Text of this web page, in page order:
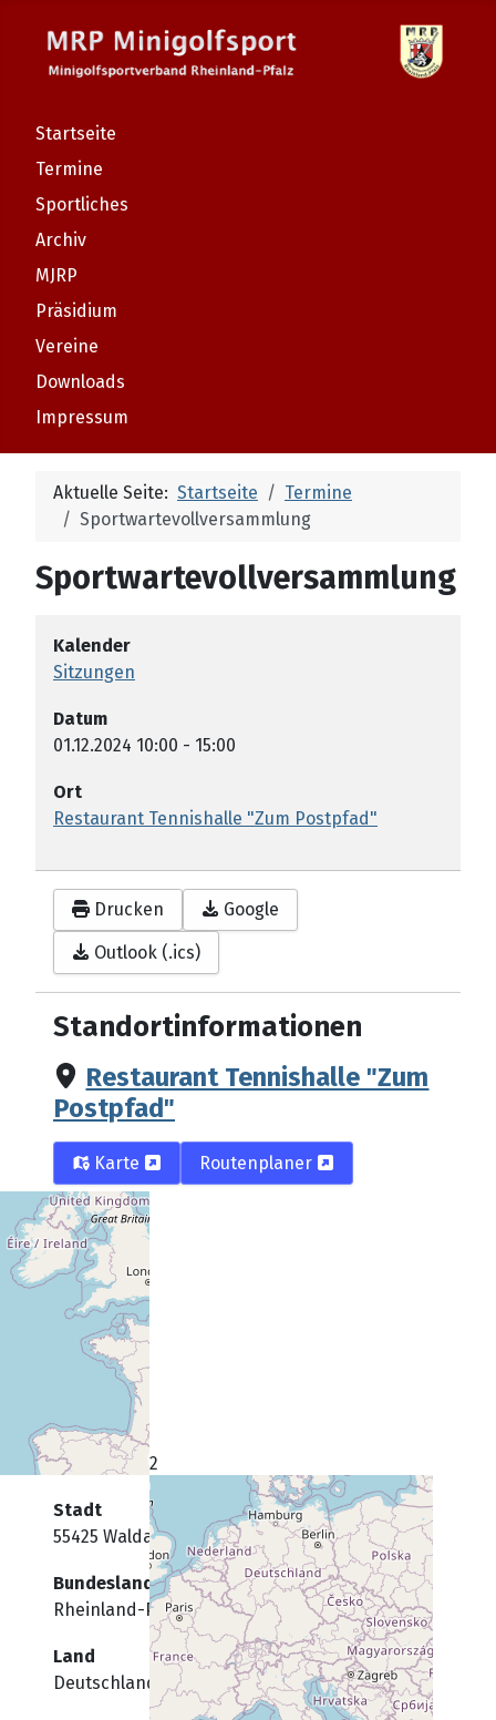
Startseite
Termine
Sportliches
Archiv
MJRP
Präsidium
Vereine
Downloads
Impressum
Aktuelle Seite: Startseite
Termine
Sportwartevollversammlung
Sportwartevollversammlung
Kalender
Sitzungen
Datum
01.12.2024 10:00 - 15:00
Ort
Restaurant Tennishalle "Zum Postpfad"
Drucken Google
Outlook (.ics)
Standortinformationen
Restaurant Tennishalle "Zum
Postpfad"
Karte Routenplaner
Straße
Spitalwiese 2
Stadt
55425 Waldalgesheim
Bundesland
Rheinland-Pfalz
Land
Deutschland